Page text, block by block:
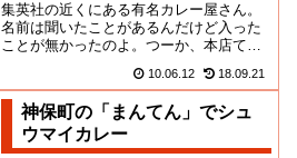
集英社の近くにある有名カレー屋さん。
名前は聞いたことがあるんだけど入った
ことが無かったのよ。つーか、本店て何
るみたいだな？お店は小さく、...
10.06.12 18.09.21
神保町の「まんてん」でシュ
ウマイカレー